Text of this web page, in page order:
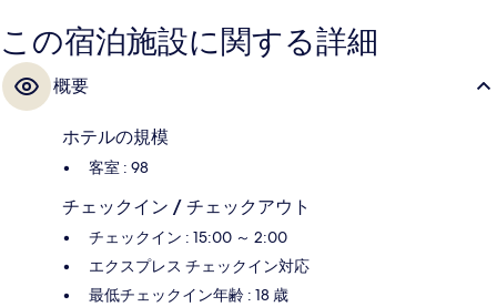
この宿泊施設に関する詳細
概要
ホテルの規模
客室 : 98
チェックイン / チェックアウト
チェックイン : 15:00 ～ 2:00
エクスプレス チェックイン対応
最低チェックイン年齢 : 18 歳